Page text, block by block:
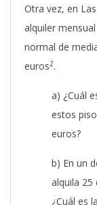
Otra vez, en
alquiler
normal de
euros2.
a) ¿Cuál
estos
euros?
b) En un
alquila 25
¿Cuál es